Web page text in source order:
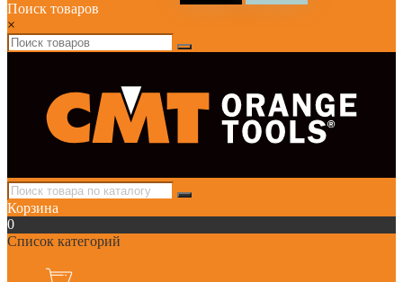
Поиск товаров
×
Корзина
0
Список категорий